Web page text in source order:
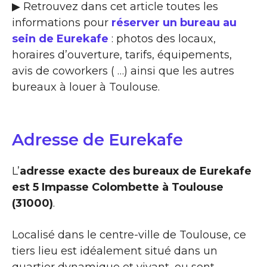
▶ Retrouvez dans cet article toutes les
informations pour réserver un bureau au
sein de Eurekafe : photos des locaux,
horaires d’ouverture, tarifs, équipements,
avis de coworkers ( …) ainsi que les autres
bureaux à louer à Toulouse.
Adresse de Eurekafe
L’adresse exacte des bureaux de Eurekafe
est 5 Impasse Colombette à Toulouse
(31000).
Localisé dans le centre-ville de Toulouse, ce
tiers lieu est idéalement situé dans un